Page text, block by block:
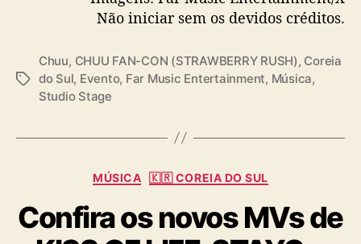
r
e
e
n
ú
n
i
c
July 2, 2024Não iniciar sem os devidos créditos.
T
Chuu, CHUU FAN-CON (STRAWBERRY RUSH), Coreia
do Sul, Evento, Far Music Entertainment, Música,
Studio Stage
C
t
e
MÚSICA 🇰🇷 COREIA DO SUL
Confira os novos MVs de